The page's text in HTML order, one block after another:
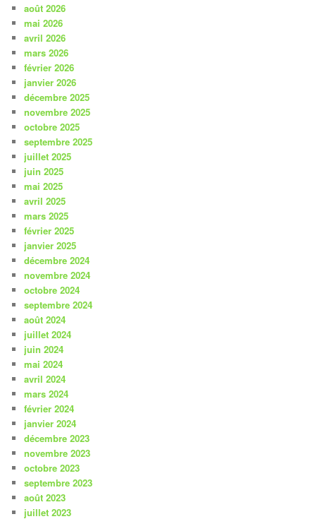
août 2026
mai 2026
avril 2026
mars 2026
février 2026
janvier 2026
décembre 2025
novembre 2025
octobre 2025
septembre 2025
juillet 2025
juin 2025
mai 2025
avril 2025
mars 2025
février 2025
janvier 2025
décembre 2024
novembre 2024
octobre 2024
septembre 2024
août 2024
juillet 2024
juin 2024
mai 2024
avril 2024
mars 2024
février 2024
janvier 2024
décembre 2023
novembre 2023
octobre 2023
septembre 2023
août 2023
juillet 2023